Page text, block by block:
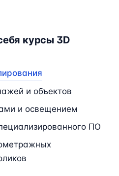
курсы 3D
и объектов
и освещением
ПО